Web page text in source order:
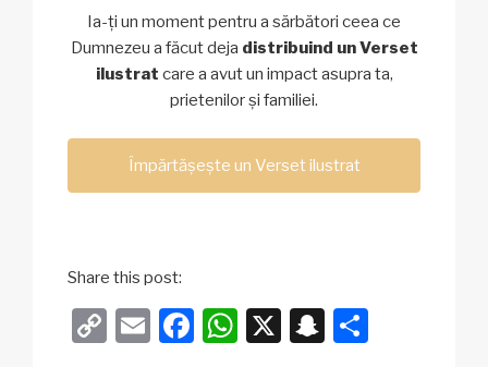
Ia-ți un moment pentru a sărbători ceea ce
Dumnezeu a făcut deja distribuind un Verset
ilustrat care a avut un impact asupra ta,
prietenilor și familiei.
Împărtășește un Verset ilustrat
Share this post:
C
E
F
W X
S